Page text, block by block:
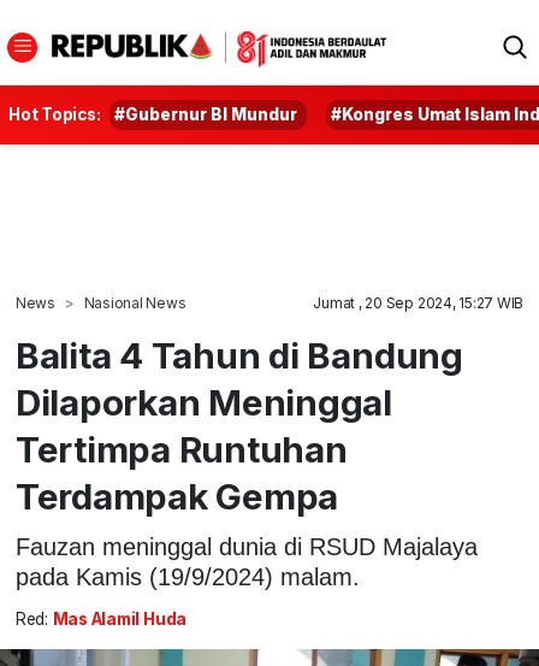
Hot Topics: #Gubernur BI Mundur #Kongres Umat Islam
News Nasional News Jumat , 20 Sep 2024, 15:27 WIB
Balita 4 Tahun di Bandung
Dilaporkan Meninggal
Tertimpa Runtuhan
Terdampak Gempa
Fauzan meninggal dunia di RSUD Majalaya
pada Kamis (19/9/2024) malam.
Red: Mas Alamil Huda